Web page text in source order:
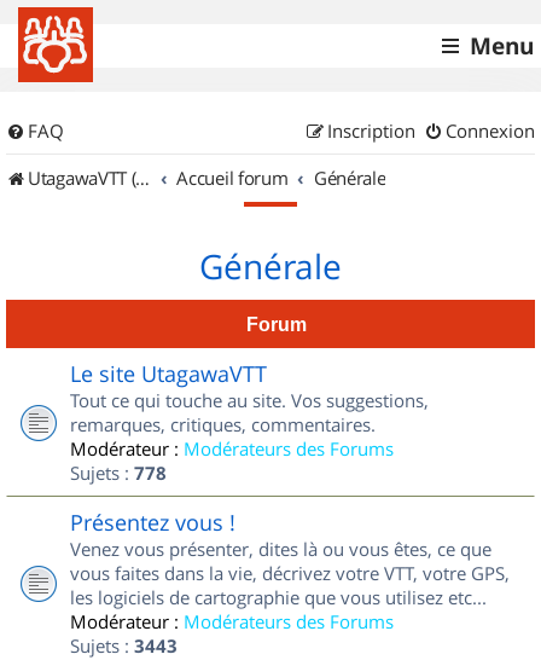
Menu
FAQ Connexion
Inscription
UtagawaVTT (Randos VTT et VTTAE avec traces GPS)
Accueil forum Générale
Générale
Forum
Le site UtagawaVTT
Tout ce qui touche au site. Vos suggestions,
remarques, critiques, commentaires.
Modérateur : Modérateurs des Forums
Sujets : 778
Présentez vous !
Venez vous présenter, dites là ou vous êtes, ce que
vous faites dans la vie, décrivez votre VTT, votre GPS,
les logiciels de cartographie que vous utilisez etc...
Modérateur : Modérateurs des Forums
Sujets : 3443